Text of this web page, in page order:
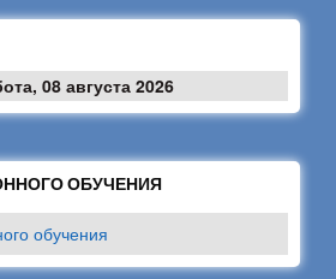
08 августа 2026
ОБУЧЕНИЯ
обучения